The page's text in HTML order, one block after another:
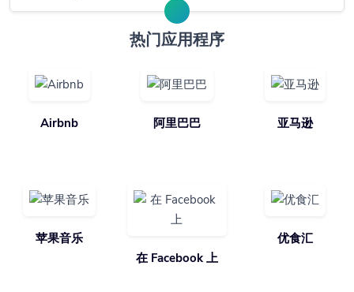
热门应用程序
Airbnb 阿里巴巴 亚马逊
苹果音乐
在 Facebook 上
优食汇